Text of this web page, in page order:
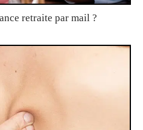
retraite par mail ?